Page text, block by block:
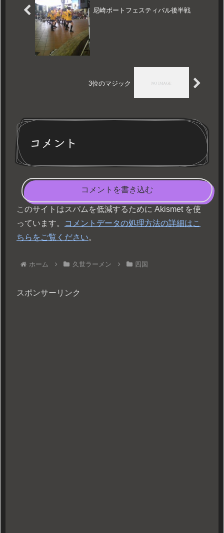
尼崎ボートフェスティバル後半戦
3位のマジック
コメント
コメントを書き込む
このサイトはスパムを低減するために Akismet を使
っています。
コメントデータの処理方法の詳細はこ
ちらをご覧ください。
ホーム 久世ラーメン 四国
スポンサーリンク